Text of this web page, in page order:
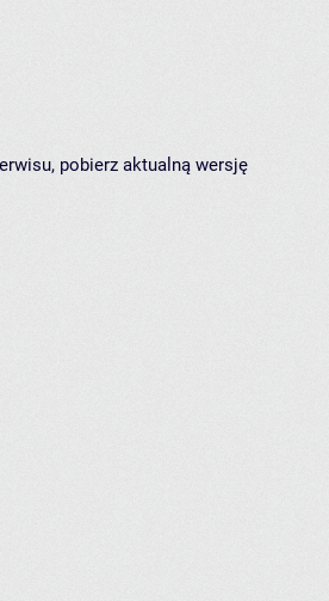
pobierz aktualną wersję